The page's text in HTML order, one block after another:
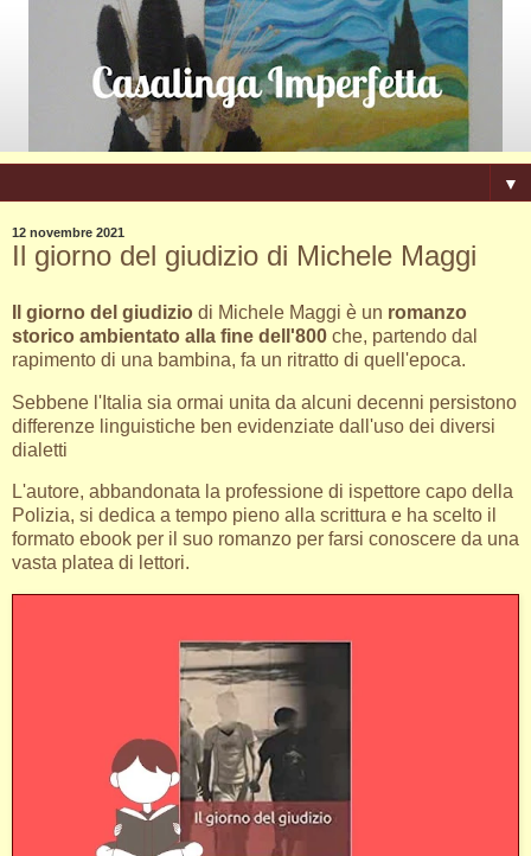
▼
12 novembre 2021
Il giorno del giudizio di Michele Maggi
Il giorno del giudizio di Michele Maggi è un romanzo
storico ambientato alla fine dell'800 che, partendo dal
rapimento di una bambina, fa un ritratto di quell'epoca.
Sebbene l'Italia sia ormai unita da alcuni decenni persistono
differenze linguistiche ben evidenziate dall'uso dei diversi
dialetti
L'autore, abbandonata la professione di ispettore capo della
Polizia, si dedica a tempo pieno alla scrittura e ha scelto il
formato ebook per il suo romanzo per farsi conoscere da una
vasta platea di lettori.